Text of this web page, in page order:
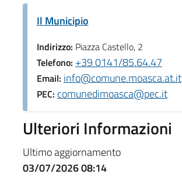
Il Municipio
Indirizzo: Piazza Castello, 2
Telefono: +39 0141/85.64.47
Email: info@comune.moasca.at.it
PEC: comunedimoasca@pec.it
Ulteriori Informazioni
Ultimo aggiornamento
03/07/2026 08:14